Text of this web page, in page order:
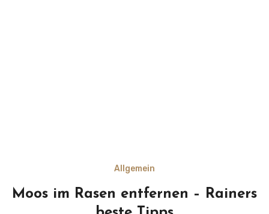
Allgemein
Moos im Rasen entfernen – Rainers